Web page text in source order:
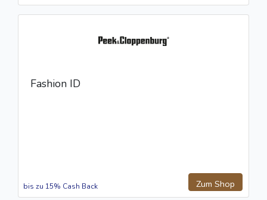
Fashion ID
Zum Shop
bis zu 15% Cash Back